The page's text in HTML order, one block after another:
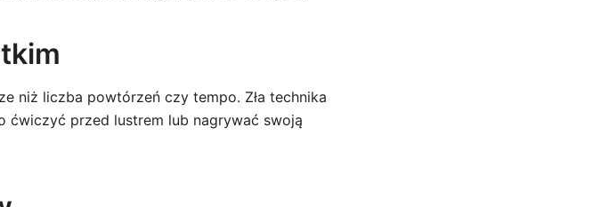
niż liczba powtórzeń czy tempo. Zła technika
ćwiczyć przed lustrem lub nagrywać swoją